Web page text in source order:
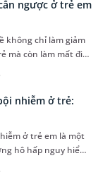
ngược ở trẻ em
không chỉ làm giảm
mà còn làm mất đi
Do đó, cần khắc
nhiễm ở trẻ:
ở trẻ em là một
hô hấp nguy hiểm,
điểm giao mùa. Khi